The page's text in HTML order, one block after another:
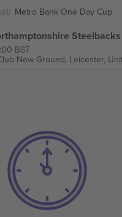
Metro Bank One Day Cup
Iniciar sesión
BST
New Ground, Leicester,